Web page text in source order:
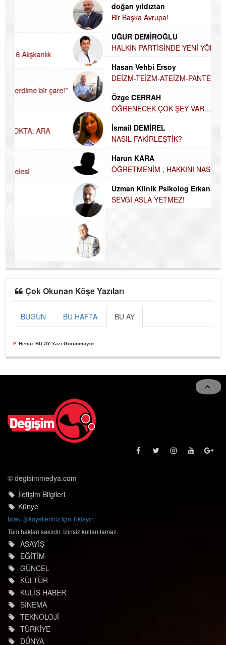
doğan yıldıztan
Bir Başka Avrupa!
UĞUR DEMİROĞLU
HALKIN PARTİSİNDE YENİ YÖNETİM BELİRLENDİ…
Hasan Vehbi Ersoy
DEİZM-TEİZM-ATEİZM-PANTEİZM’E BAKIŞ
ÖĞRENECEK ÇOK ŞEY VAR...
İsmail DEMİREL
NASIL FAKİRLEŞTİK?
Harun KARA
ÖĞRETMENİM , HAKKINI NASIL ÖDERİM !
Uzman Klinik Psikolog Erkan EZERÇE
SEVGİ ASLA YETMEZ!
Çok Okunan Köşe Yazıları
BUGÜN BU HAFTA BU AY
» Henüz BU AY Yazı Görünmüyor
© degisimmedya.com
İletişim Bilgileri
Künye
İstek, Şikayetleriniz İçin Tıklayın
Tüm hakları saklıdır. İzinsiz kullanılamaz.
ASAYİŞ
EĞİTİM
GÜNCEL
KÜLTÜR
KULİS HABER
SİNEMA
TEKNOLOJİ
TÜRKİYE
DÜNYA